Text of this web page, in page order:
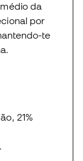
da
por
te
21%